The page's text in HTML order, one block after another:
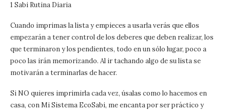
1 Sabi Rutina Diaria
Cuando imprimas la lista y empieces a usarla verás que ellos
empezarán a tener control de los deberes que deben realizar, los
que terminaron y los pendientes, todo en un sólo lugar, poco a
poco las irán memorizando. Al ir tachando algo de su lista se
motivarán a terminarlas de hacer.
Si NO quieres imprimirla cada vez, úsalas como lo hacemos en
casa, con Mi Sistema EcoSabi, me encanta por ser práctico y